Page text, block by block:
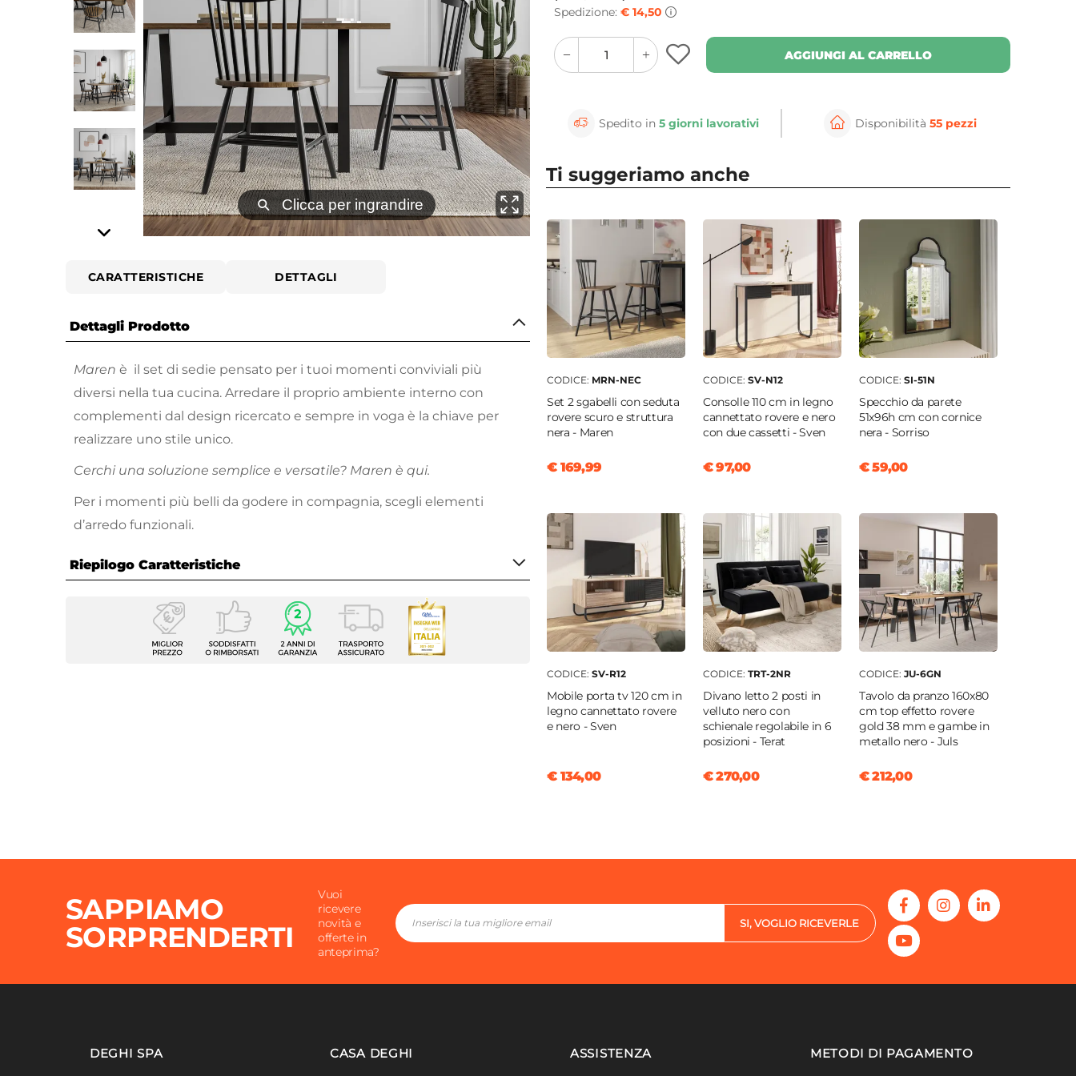
⚲ Clicca per ingrandire
CARATTERISTICHE DETTAGLI
Dettagli Prodotto
Maren è il set di sedie pensato per i tuoi momenti conviviali più
diversi nella tua cucina. Arredare il proprio ambiente interno con
complementi dal design ricercato e sempre in voga è la chiave per
realizzare uno stile unico.
Cerchi una soluzione semplice e versatile? Maren è qui.
Per i momenti più belli da godere in compagnia, scegli elementi
d’arredo funzionali.
Riepilogo Caratteristiche
Caratteristiche
Set di sedie
Maren
Colore Seduta
Rovere scuro
Spedizione: € 14,50
quantity
button
quantity
minus
button
AGGIUNGI AL CARRELLO
Spedito in5 giorni lavorativi Disponibilità 55 pezzi
Ti suggeriamo anche
CODICE: MRN-NEC
Set 2 sgabelli con seduta
rovere scuro e struttura
nera - Maren
€ 169,99
CODICE: SV-N12
Consolle 110 cm in legno
cannettato rovere e nero
con due cassetti - Sven
€ 97,00
CODICE: SI-51N
Specchio da parete
51x96h cm con cornice
nera - Sorriso
€ 59,00
CODICE: SV-R12
Mobile porta tv 120 cm in
legno cannettato rovere
e nero - Sven
€ 134,00
CODICE: TRT-2NR
Divano letto 2 posti in
velluto nero con
schienale regolabile in 6
posizioni - Terat
€ 270,00
CODICE: JU-6GN
Tavolo da pranzo 160x80
cm top effetto rovere
gold 38 mm e gambe in
metallo nero - Juls
€ 212,00
SAPPIAMO
SORPRENDERTI
Vuoi
ricevere
novità e
offerte in
anteprima?
SI, VOGLIO RICEVERLE
DEGHI SPA CASA DEGHI ASSISTENZA METODI DI PAGAMENTO